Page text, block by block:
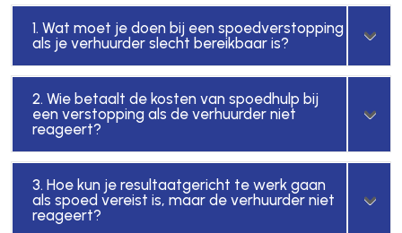
1. Wat moet je doen bij een spoedverstopping
als je verhuurder slecht bereikbaar is?
2. Wie betaalt de kosten van spoedhulp bij
een verstopping als de verhuurder niet
reageert?
3. Hoe kun je resultaatgericht te werk gaan
als spoed vereist is, maar de verhuurder niet
reageert?